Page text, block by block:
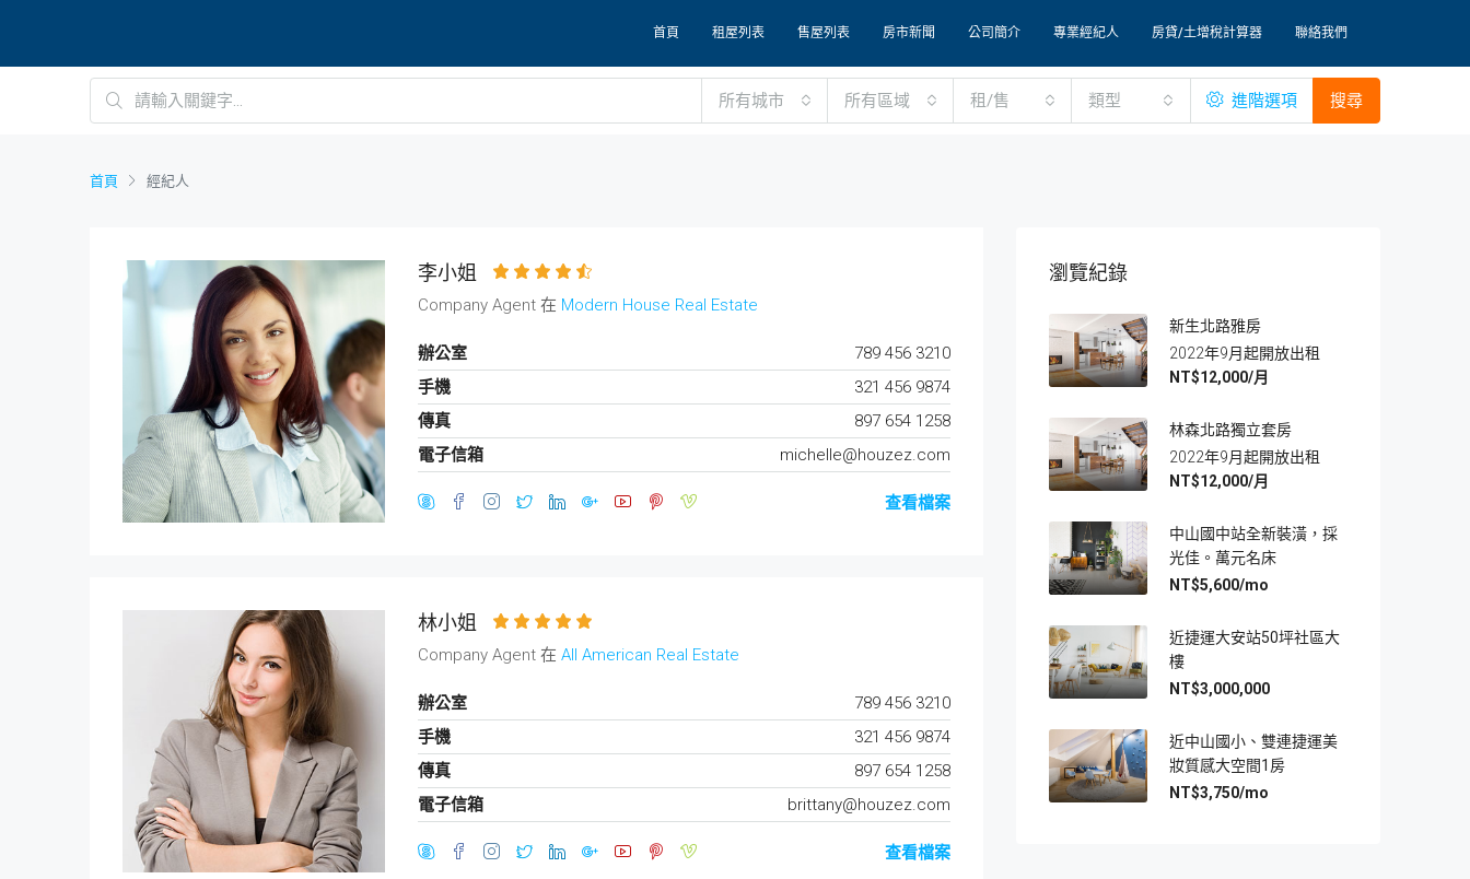
首頁 租屋列表 售屋列表 房市新聞 公司簡介 專業經紀人 房貸/土增稅計算器 聯絡我們
所有城市 所有區域 租/售 類型 進階選項 搜尋
首頁 經紀人
李小姐
Company Agent 在 Modern House Real Estate
辦公室
789 456 3210
手機
321 456 9874
傳真
897 654 1258
電子信箱
michelle@houzez.com
查看檔案
林小姐
Company Agent 在 All American Real Estate
辦公室
789 456 3210
手機
321 456 9874
傳真
897 654 1258
電子信箱
brittany@houzez.com
查看檔案
瀏覽紀錄
新生北路雅房
2022年9月起開放出租
NT$12,000/月
林森北路獨立套房
2022年9月起開放出租
NT$12,000/月
中山國中站全新裝潢，採
光佳。萬元名床
NT$5,600/mo
近捷運大安站50坪社區大
樓
NT$3,000,000
近中山國小、雙連捷運美
妝質感大空間1房
NT$3,750/mo